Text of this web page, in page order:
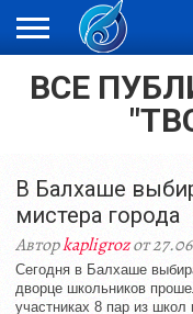
ЖАҢАЛЫҚТАР
НОВОСТИ
ВИДЕО
ФОТОРЕПОРТАЖИ
ОРКЕН
ВСЕ
В Балхаше
мистера города
Авторkapligrozот
Сегодня в Балхаше
дворце школьников
участниках 8 пар из школ